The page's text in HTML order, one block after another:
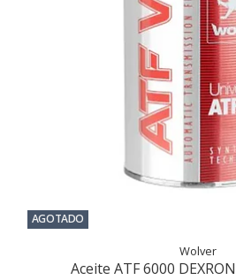
AGOTADO
Wolver
Aceite ATF 6000